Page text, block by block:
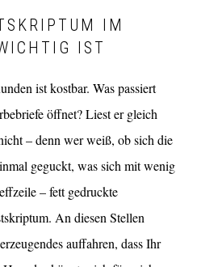
IM
IST
ist kostbar. Was passiert
öffnet? Liest er gleich
– denn wer weiß, ob sich die
geguckt, was sich mit wenig
– fett gedruckte
An diesen Stellen
auffahren, dass Ihr